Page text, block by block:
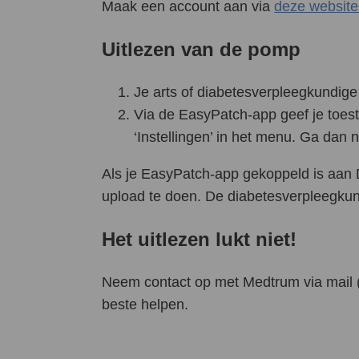
Maak een account aan via deze
Uitlezen van de pomp
Je arts of diabetesverpleegkundige
Via de EasyPatch-app geef je
‘Instellingen’ in het menu. Ga dan
Als je EasyPatch-app gekoppeld is
upload te doen. De
Het uitlezen lukt niet!
Neem contact op met Medtrum via mail
beste helpen.